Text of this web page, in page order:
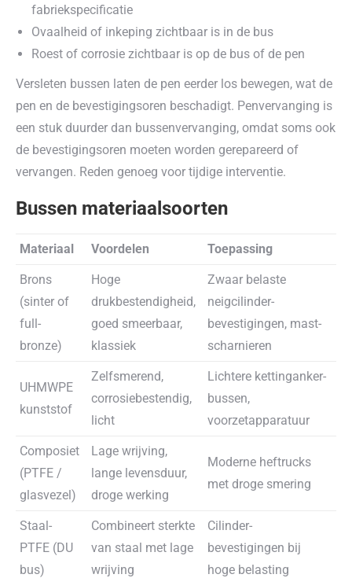
fabriekspecificatie
Ovaalheid of inkeping zichtbaar is in de bus
Roest of corrosie zichtbaar is op de bus of de pen
Versleten bussen laten de pen eerder los bewegen, wat de
pen en de bevestigingsoren beschadigt. Penvervanging is
een stuk duurder dan bussenvervanging, omdat soms ook
de bevestigingsoren moeten worden gerepareerd of
vervangen. Reden genoeg voor tijdige interventie.
Bussen materiaalsoorten
Materiaal Voordelen Toepassing
Brons
(sinter of
full-
bronze)
Hoge
drukbestendigheid,
goed smeerbaar,
klassiek
Zwaar belaste
neigcilinder-
bevestigingen, mast-
scharnieren
UHMWPE
kunststof
Zelfsmerend,
corrosiebestendig,
licht
Lichtere kettinganker-
bussen,
voorzetapparatuur
Composiet
(PTFE /
glasvezel)
Lage wrijving,
lange levensduur,
droge werking
Moderne heftrucks
met droge smering
Staal-
PTFE (DU
bus)
Combineert sterkte
van staal met lage
wrijving
Cilinder-
bevestigingen bij
hoge belasting